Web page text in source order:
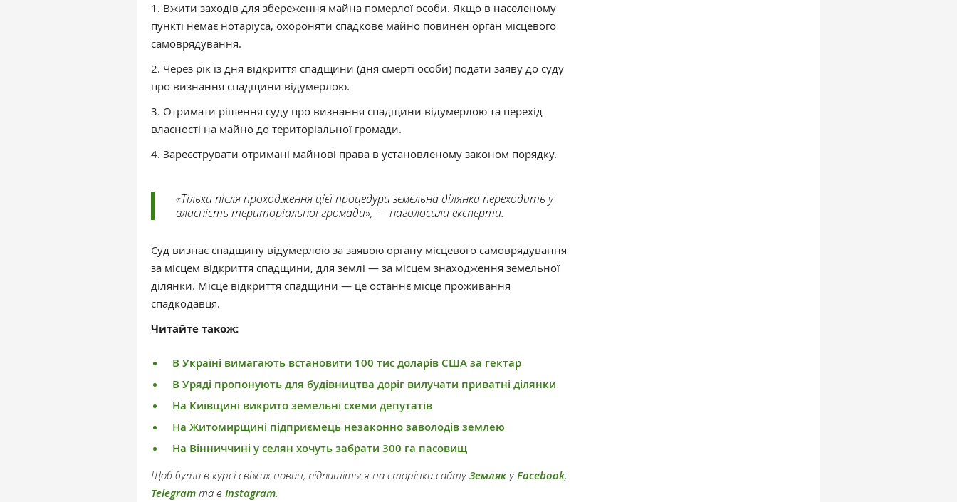
1. Вжити заходів для збереження майна померлої особи. Якщо в населеному
пункті немає нотаріуса, охороняти спадкове майно повинен орган місцевого
самоврядування.
2. Через рік із дня відкриття спадщини (дня смерті особи) подати заяву до суду
про визнання спадщини відумерлою.
3. Отримати рішення суду про визнання спадщини відумерлою та перехід
власності на майно до територіальної громади.
4. Зареєструвати отримані майнові права в установленому законом порядку.
«Тільки після проходження цієї процедури земельна ділянка переходить у
власність територіальної громади», — наголосили експерти.
Суд визнає спадщину відумерлою за заявою органу місцевого самоврядування
за місцем відкриття спадщини, для землі — за місцем знаходження земельної
ділянки. Місце відкриття спадщини — це останнє місце проживання
спадкодавця.
Читайте також:
В Україні вимагають встановити 100 тис доларів США за гектар
В Уряді пропонують для будівництва доріг вилучати приватні ділянки
На Київщині викрито земельні схеми депутатів
На Житомирщині підприємець незаконно заволодів землею
На Вінниччині у селян хочуть забрати 300 га пасовищ
Щоб бути в курсі свіжих новин, підпишіться на сторінки сайтуЗемлякуFacebook,
Telegram та в Instagram.